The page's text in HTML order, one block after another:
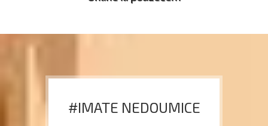
#IMATE NEDOUMICE